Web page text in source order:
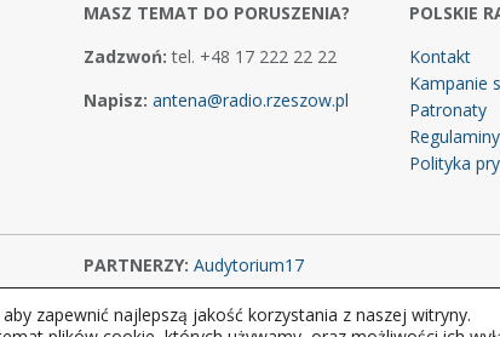
MASZ TEMAT DO PORUSZENIA?
Zadzwoń: tel. +48 17 222 22 22
Napisz: antena@radio.rzeszow.pl
POLSKIE
Kontakt
Kampanie
Patronaty
Regulaminy
Polityka
PARTNERZY: Audytorium17
S.A. w likwidacj. Wszelkie prawa zastrzeżone.
zapewnić najlepszą jakość korzystania z naszej witryny.